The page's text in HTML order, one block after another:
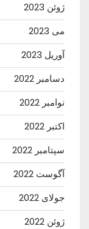
ژوئن 2023
می 2023
آوریل 2023
دسامبر 2022
نوامبر 2022
اکتبر 2022
سپتامبر 2022
آگوست 2022
جولای 2022
ژوئن 2022